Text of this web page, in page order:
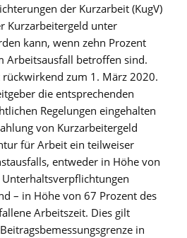
der Kurzarbeit (KugV)
Kurzarbeitergeld unter
kann, wenn zehn Prozent
Arbeitsausfall betroffen sind.
zum 1. März 2020.
die entsprechenden
Regelungen eingehalten
von Kurzarbeitergeld
für Arbeit ein teilweiser
entweder in Höhe von
– in Höhe von 67 Prozent des
Arbeitszeit. Dies gilt
in